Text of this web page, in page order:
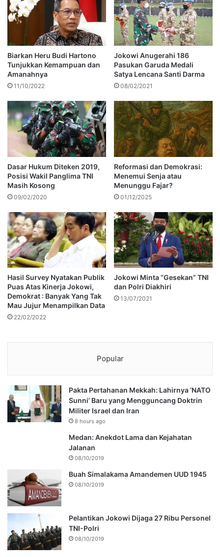
Biarkan Heru Budi Hartono
Tunjukkan Kemampuan dan
Amanahnya
11/10/2022
Jokowi Anugerahi 186
Pasukan Garuda Medali
Satya Lencana Santi Darma
08/02/2021
Dasar Hukum Diteken 2019,
Posisi Wakil Panglima TNI
Masih Kosong
09/02/2020
Reformasi dan Demokrasi:
Menemui Senja atau
Menunggu Fajar?
01/12/2025
Hasil Survey Nyatakan Publik
Puas Atas Kinerja Jokowi,
Demokrat : Banyak Yang Tak
Mau Jujur Menampilkan Data
22/02/2022
Jokowi Minta “Gesekan” TNI
dan Polri Diakhiri
13/07/2021
Popular
Pakta Pertahanan Mekkah: Lahirnya ‘NATO
Sunni’ Baru yang Mengguncang Doktrin
Militer Israel dan Iran
8 hours ago
Medan: Anekdot Lama dan Kejahatan
Jalanan
08/10/2019
Buah Simalakama Amandemen UUD 1945
08/10/2019
Pelantikan Jokowi Dijaga 27 Ribu Personel
TNI-Polri
08/10/2019